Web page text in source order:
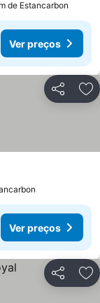
de Estancarbon
Ver preços
Partilhar
Ver preços
Partilhar